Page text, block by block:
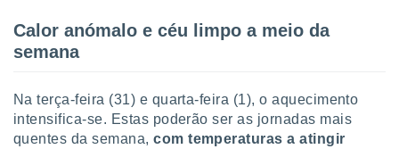
utilizar
criar
Calor anómalo e céu limpo a meio da
semana
Na terça-feira (31) e quarta-feira (1), o aquecimento
intensifica-se. Estas poderão ser as jornadas mais
quentes da semana,com temperaturas a atingir